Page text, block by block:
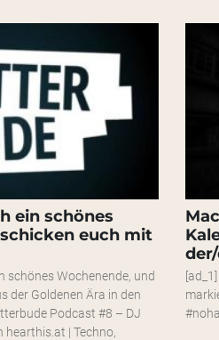
ein schönes
euch mit
schönes Wochenende, und
der Goldenen Ära in den
Podcast #8 – DJ
hearthis.at | Techno,